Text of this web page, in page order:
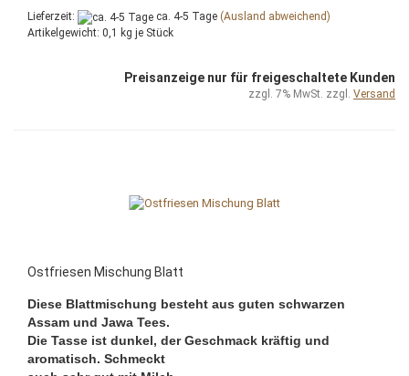
Lieferzeit: ca. 4-5 Tage (Ausland abweichend)
Artikelgewicht: 0,1 kg je Stück
Preisanzeige nur für freigeschaltete Kunden
zzgl. 7% MwSt. zzgl. Versand
Ostfriesen Mischung Blatt
Diese Blattmischung besteht aus guten schwarzen
Assam und Jawa Tees.
Die Tasse ist dunkel, der Geschmack kräftig und
aromatisch. Schmeckt